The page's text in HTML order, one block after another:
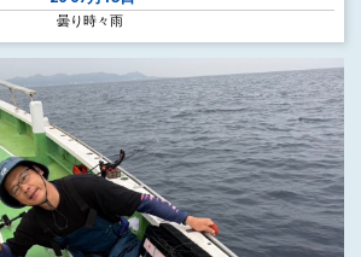
曇り時々雨